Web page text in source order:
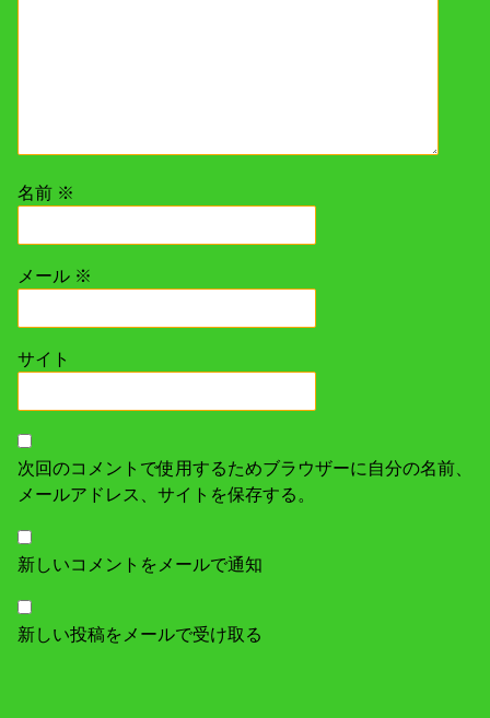
名前 ※
メール ※
サイト
次回のコメントで使用するためブラウザーに自分の名前、
メールアドレス、サイトを保存する。
新しいコメントをメールで通知
新しい投稿をメールで受け取る